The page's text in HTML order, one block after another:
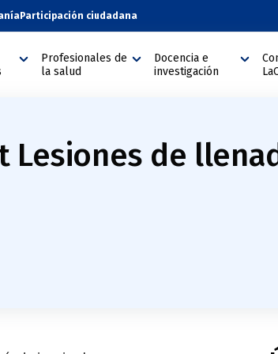
Participación ciudadana
Profesionales de
la salud
Docencia e
investigación
Lesiones de